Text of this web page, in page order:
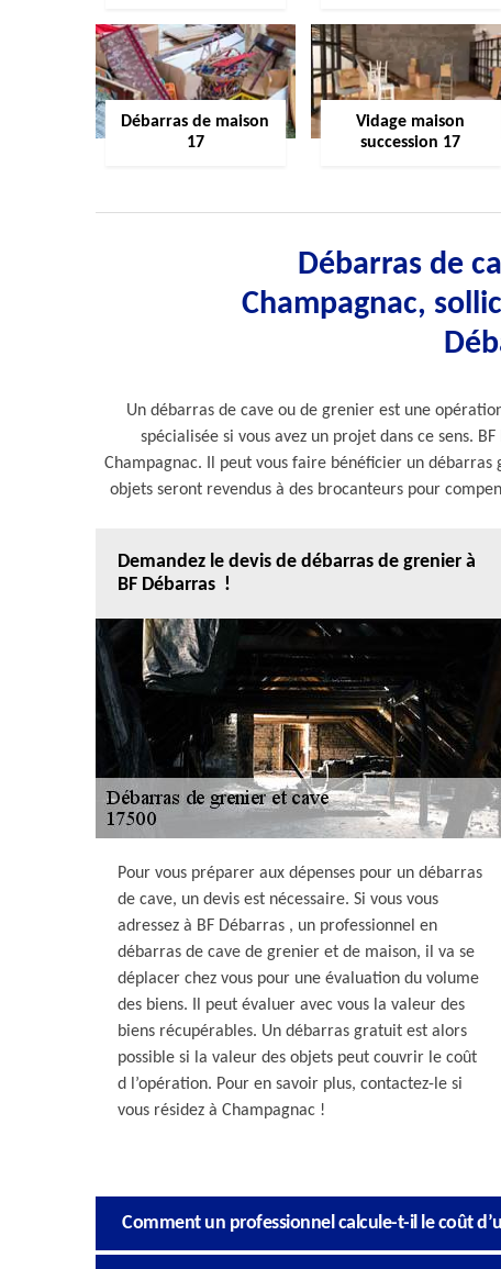
Débarras de maison
17
Vidage maison
succession 17
Débarras de
Champagnac,
Un débarras de cave ou de grenier est une
spécialisée si vous avez un projet dans ce sens.
Champagnac. Il peut vous faire bénéficier un
objets seront revendus à des brocanteurs pour
Demandez le devis de débarras de grenier à
BF Débarras !
Pour vous préparer aux dépenses pour un débarras
de cave, un devis est nécessaire. Si vous vous
adressez à BF Débarras , un professionnel en
débarras de cave de grenier et de maison, il va se
déplacer chez vous pour une évaluation du volume
des biens. Il peut évaluer avec vous la valeur des
biens récupérables. Un débarras gratuit est alors
possible si la valeur des objets peut couvrir le coût
d l’opération. Pour en savoir plus, contactez-le si
vous résidez à Champagnac !
Comment un professionnel calcule-t-il le coût